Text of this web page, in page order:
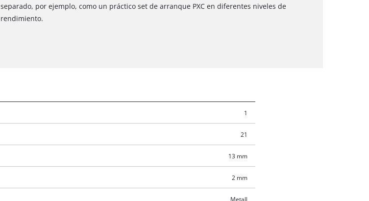
separado, por ejemplo, como un práctico set de arranque PXC en diferentes niveles de
rendimiento.
1
21
13 mm
2 mm
Metall